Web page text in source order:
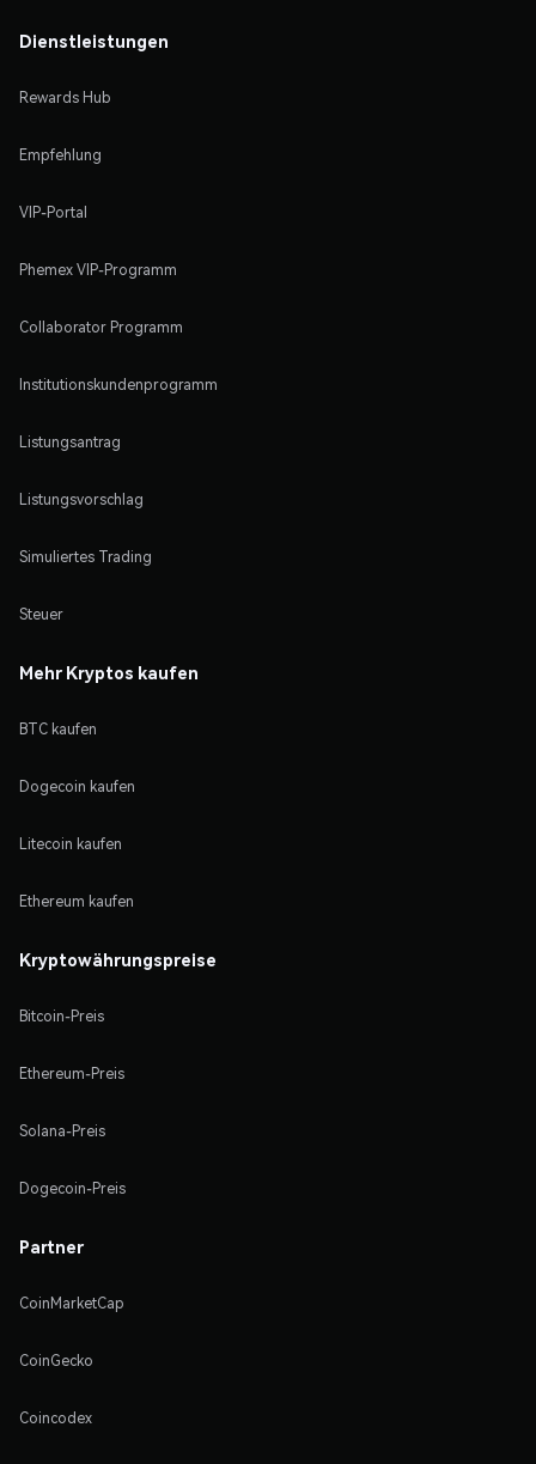
Dienstleistungen
Rewards Hub
Empfehlung
VIP-Portal
Phemex VIP-Programm
Collaborator Programm
Institutionskundenprogramm
Listungsantrag
Listungsvorschlag
Simuliertes Trading
Steuer
Mehr Kryptos kaufen
BTC kaufen
Dogecoin kaufen
Litecoin kaufen
Ethereum kaufen
Kryptowährungspreise
Bitcoin-Preis
Ethereum-Preis
Solana-Preis
Dogecoin-Preis
Partner
CoinMarketCap
CoinGecko
Coincodex